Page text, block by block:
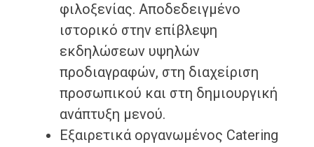
φιλοξενίας. Αποδεδειγμένο
ιστορικό στην επίβλεψη
εκδηλώσεων υψηλών
προδιαγραφών, στη διαχείριση
προσωπικού και στη δημιουργική
ανάπτυξη μενού.
Εξαιρετικά οργανωμένος Catering